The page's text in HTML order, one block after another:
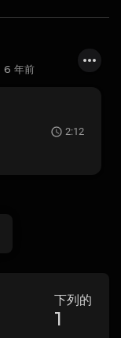
6 年前
2:12
下列的
1